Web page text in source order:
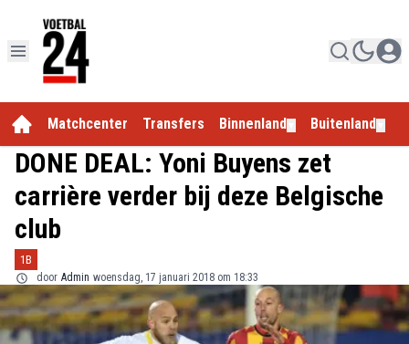
Matchcenter Transfers Binnenland Buitenland
DONE DEAL: Yoni Buyens zet
carrière verder bij deze Belgische
club
1B
door Admin woensdag, 17 januari 2018 om 18:33